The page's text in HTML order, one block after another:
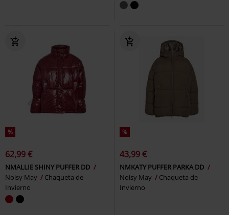
%
62,99 €
NMALLIE SHINY PUFFER DD
Noisy May
Chaqueta de
Invierno
%
43,99 €
NMKATY PUFFER PARKA DD
Noisy May
Chaqueta de
Invierno